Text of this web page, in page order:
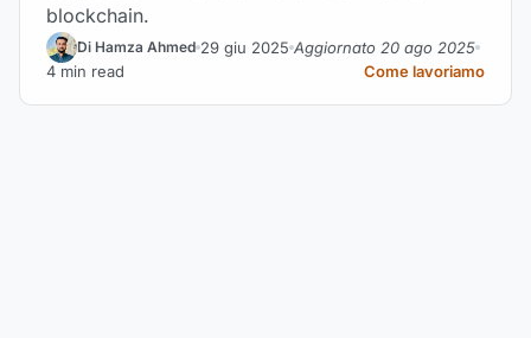
blockchain.
Di Hamza Ahmed 29 giu 2025 Aggiornato 20 ago 2025
4 min read
Come lavoriamo